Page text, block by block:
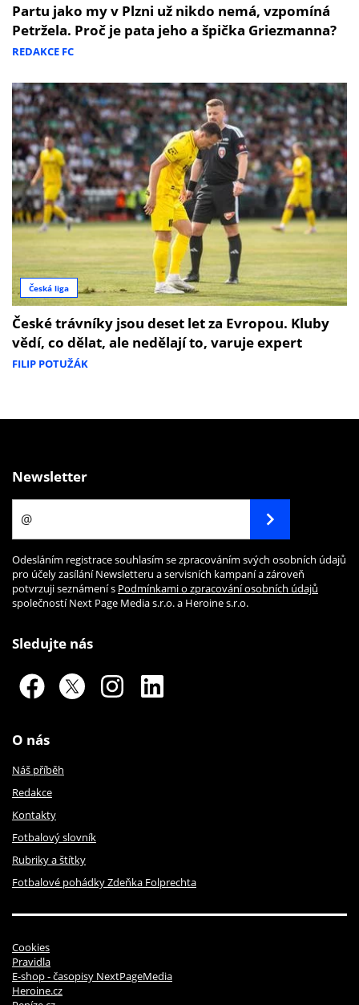
Partu jako my v Plzni už nikdo nemá, vzpomíná
Petržela. Proč je pata jeho a špička Griezmanna?
REDAKCE FC
Česká liga
České trávníky jsou deset let za Evropou. Kluby
vědí, co dělat, ale nedělají to, varuje expert
FILIP POTUŽÁK
Newsletter
Odesláním registrace souhlasím se zpracováním svých osobních údajů
pro účely zasílání Newsletteru a servisních kampaní a zároveň
potvrzuji seznámení s Podmínkami o zpracování osobních údajů
společností Next Page Media s.r.o. a Heroine s.r.o.
Sledujte nás
O nás
Náš příběh
Redakce
Kontakty
Fotbalový slovník
Rubriky a štítky
Fotbalové pohádky Zdeňka Folprechta
Cookies
Pravidla
E-shop - časopisy NextPageMedia
Heroine.cz